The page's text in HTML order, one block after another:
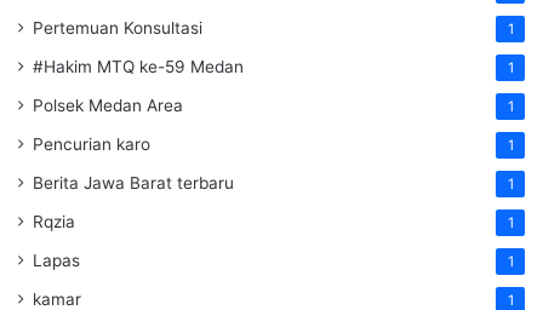
Pertemuan Konsultasi 1
#Hakim MTQ ke-59 Medan 1
Polsek Medan Area 1
Pencurian karo 1
Berita Jawa Barat terbaru 1
Rqzia 1
Lapas 1
kamar 1